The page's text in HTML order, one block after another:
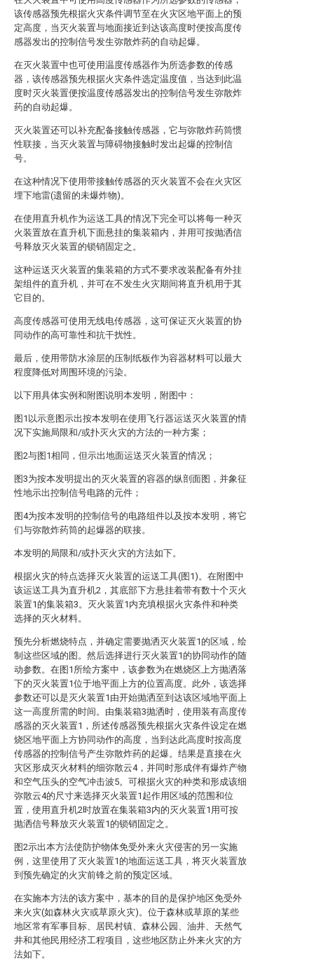
该传感器预先根据火灾条件调节至在火灾区地平面上的预
定高度，当灭火装置与地面接近到达该高度时便按高度传
感器发出的控制信号发生弥散炸药的自动起爆。
在灭火装置中也可使用温度传感器作为所选参数的传感
器，该传感器预先根据火灾条件选定温度值，当达到此温
度时灭火装置便按温度传感器发出的控制信号发生弥散炸
药的自动起爆。
灭火装置还可以补充配备接触传感器，它与弥散炸药筒惯
性联接，当灭火装置与障碍物接触时发出起爆的控制信
号。
在这种情况下使用带接触传感器的灭火装置不会在火灾区
埋下地雷(遗留的未爆炸物)。
在使用直升机作为运送工具的情况下完全可以将每一种灭
火装置放在直升机下面悬挂的集装箱内，并用可按抛洒信
号释放灭火装置的锁销固定之。
这种运送灭火装置的集装箱的方式不要求改装配备有外挂
架组件的直升机，并可在不发生火灾期间将直升机用于其
它目的。
高度传感器可使用无线电传感器，这可保证灭火装置的协
同动作的高可靠性和抗干扰性。
最后，使用带防水涂层的压制纸板作为容器材料可以最大
程度降低对周围环境的污染。
以下用具体实例和附图说明本发明，附图中：
图1以示意图示出按本发明在使用飞行器运送灭火装置的情
况下实施局限和/或扑灭火灾的方法的一种方案；
图2与图1相同，但示出地面运送灭火装置的情况；
图3为按本发明提出的灭火装置的容器的纵剖面图，并象征
性地示出控制信号电路的元件；
图4为按本发明的控制信号的电路组件以及按本发明，将它
们与弥散炸药筒的起爆器的联接。
本发明的局限和/或扑灭火灾的方法如下。
根据火灾的特点选择灭火装置的运送工具(图1)。在附图中
该运送工具为直升机2，其底部下方悬挂着带有数十个灭火
装置1的集装箱3。灭火装置1内充填根据火灾条件和种类
选择的灭火材料。
预先分析燃烧特点，并确定需要抛洒灭火装置1的区域，绘
制这些区域的图。然后选择进行灭火装置1的协同动作的随
动参数。在图1所绘方案中，该参数为在燃烧区上方抛洒落
下的灭火装置1位于地平面上方的位置高度。此外，该选择
参数还可以是灭火装置1由开始抛洒至到达该区域地平面上
这一高度所需的时间。由集装箱3抛洒时，使用装有高度传
感器的灭火装置1，所述传感器预先根据火灾条件设定在燃
烧区地平面上方协同动作的高度，当到达此高度时按高度
传感器的控制信号产生弥散炸药的起爆。结果是直接在火
灾区形成灭火材料的细弥散云4，并同时形成伴有爆炸产物
和空气压头的空气冲击波5。可根据火灾的种类和形成该细
弥散云4的尺寸来选择灭火装置1起作用区域的范围和位
置，使用直升机2时放置在集装箱3内的灭火装置1用可按
抛洒信号释放灭火装置1的锁销固定之。
图2示出本方法使防护物体免受外来火灾侵害的另一实施
例，这里使用了灭火装置1的地面运送工具，将灭火装置放
到预先确定的火灾前锋之前的预定区域。
在实施本方法的该方案中，基本的目的是保护地区免受外
来火灾(如森林火灾或草原火灾)。位于森林或草原的某些
地区常有军事目标、居民村镇、森林公园、油井、天然气
井和其他民用经济工程项目，这些地区防止外来火灾的方
法如下。